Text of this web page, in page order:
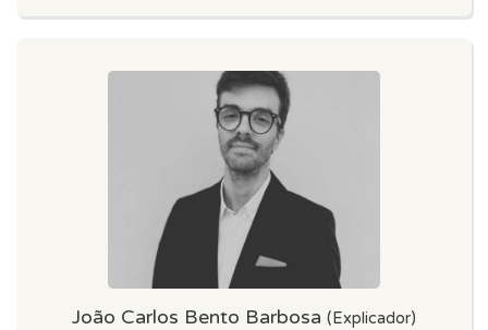
João Carlos Bento Barbosa (Explicador)